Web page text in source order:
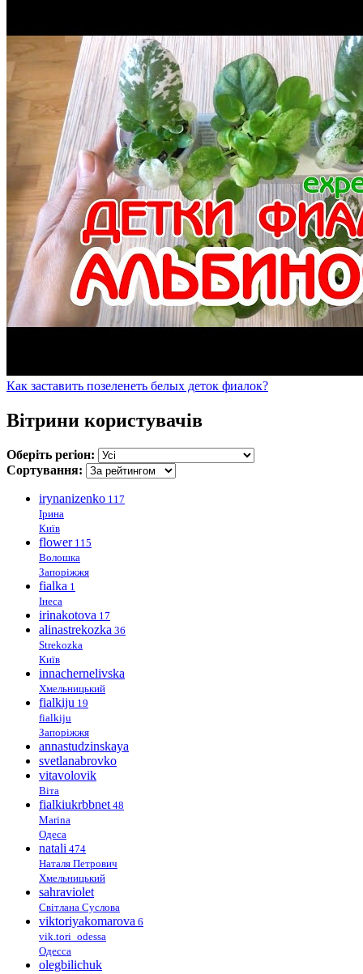
Как заставить позеленеть белых деток фиалок?
Вітрини користувачів
Оберіть регіон:
Сортування:
irynanizenko 117
Ірина
Київ
flower 115
Волошка
Запоріжжя
fialka 1
Інеса
irinakotova 17
alinastrekozka 36
Strekozka
Київ
innachernelivska
Хмельницький
fialkiju 19
fialkiju
Запоріжжя
annastudzinskaya
svetlanabrovko
vitavolovik
Віта
fialkiukrbbnet 48
Marina
Одеса
natali 474
Наталя Петрович
Хмельницький
sahraviolet
Світлана Суслова
viktoriyakomarova 6
vik.tori_odessa
Одесса
olegbilichuk